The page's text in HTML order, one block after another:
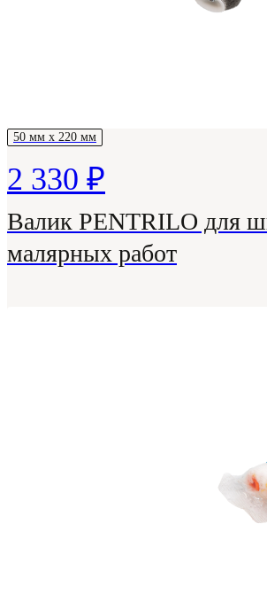
50 мм х 220 мм
2 330 ₽
Валик PENTRILO для
малярных работ